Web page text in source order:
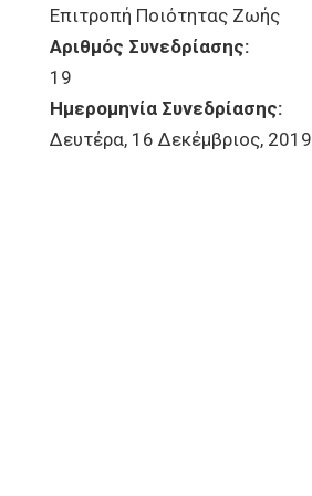
Επιτροπή Ποιότητας Ζωής
Αριθμός Συνεδρίασης:
19
Ημερομηνία Συνεδρίασης:
Δευτέρα, 16 Δεκέμβριος, 2019